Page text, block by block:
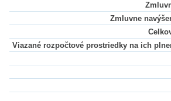
Zmluvne
Viazané rozpočtové prostriedky na ich